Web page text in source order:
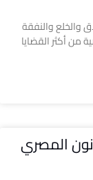
والخلع والنفقة
من أكثر القضايا
المصري